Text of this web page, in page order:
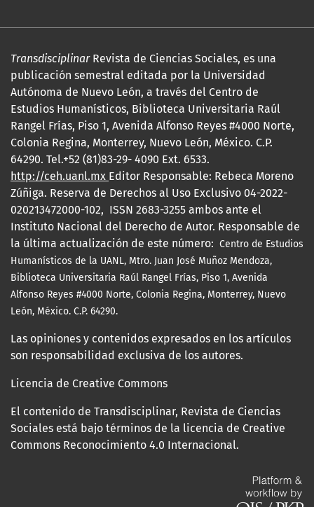
TransdisciplinarRevista de Ciencias Sociales, es una
publicación semestral editada por la Universidad
Autónoma de Nuevo León, a través del Centro de
Estudios Humanísticos, Biblioteca Universitaria Raúl
Rangel Frías, Piso 1, Avenida Alfonso Reyes #4000 Norte,
Colonia Regina, Monterrey, Nuevo León, México. C.P.
64290. Tel.+52 (81)83-29- 4090 Ext. 6533.
http://ceh.uanl.mx Editor Responsable: Rebeca Moreno
Zúñiga. Reserva de Derechos al Uso Exclusivo 04-2022-
020213472000-102, ISSN 2683-3255 ambos ante el
Instituto Nacional del Derecho de Autor. Responsable de
la última actualización de este número: Centro de Estudios
Humanísticos de la UANL, Mtro. Juan José Muñoz Mendoza,
Biblioteca Universitaria Raúl Rangel Frías, Piso 1, Avenida
Alfonso Reyes #4000 Norte, Colonia Regina, Monterrey, Nuevo
León, México. C.P. 64290.
Las opiniones y contenidos expresados en los artículos
son responsabilidad exclusiva de los autores.
Licencia de Creative Commons
El contenido de Transdisciplinar, Revista de Ciencias
Sociales está bajo términos de la licencia de Creative
Commons Reconocimiento 4.0 Internacional.